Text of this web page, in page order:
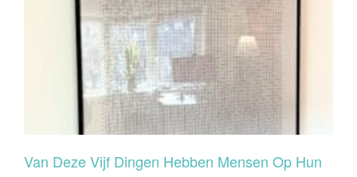
Van Deze Vijf Dingen Hebben Mensen Op Hun